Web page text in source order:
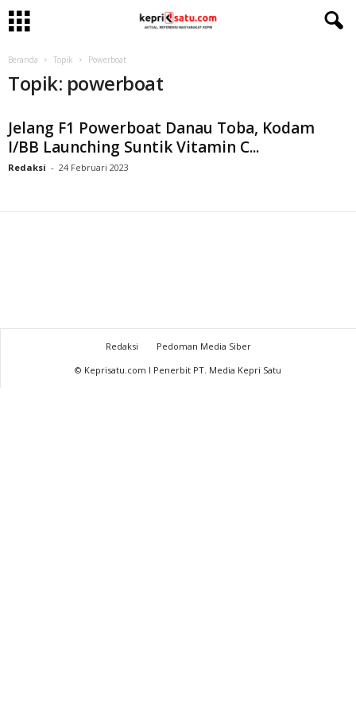
Beranda Topik Powerboat
Topik: powerboat
Jelang F1 Powerboat Danau Toba, Kodam
I/BB Launching Suntik Vitamin C...
Redaksi - 24 Februari 2023
Redaksi
Pedoman Media Siber
© Keprisatu.com I Penerbit PT. Media Kepri Satu